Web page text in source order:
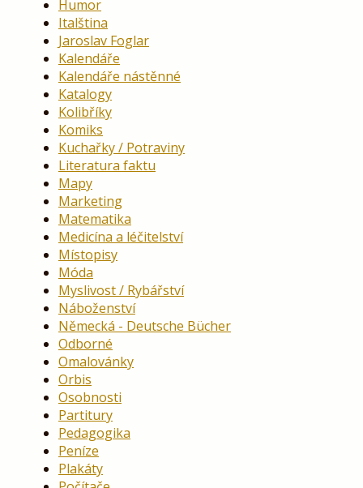
Humor
Italština
Jaroslav Foglar
Kalendáře
Kalendáře nástěnné
Katalogy
Kolibříky
Komiks
Kuchařky / Potraviny
Literatura faktu
Mapy
Marketing
Matematika
Medicína a léčitelství
Místopisy
Móda
Myslivost / Rybářství
Náboženství
Německá - Deutsche Bücher
Odborné
Omalovánky
Orbis
Osobnosti
Partitury
Pedagogika
Peníze
Plakáty